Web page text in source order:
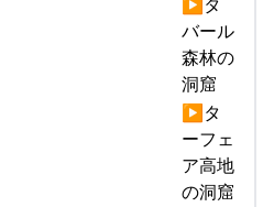
バール
森林の
洞窟
▶タ
ーフェ
ア高地
の洞窟